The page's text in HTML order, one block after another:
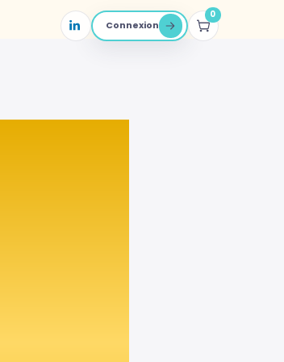
Connexion
0